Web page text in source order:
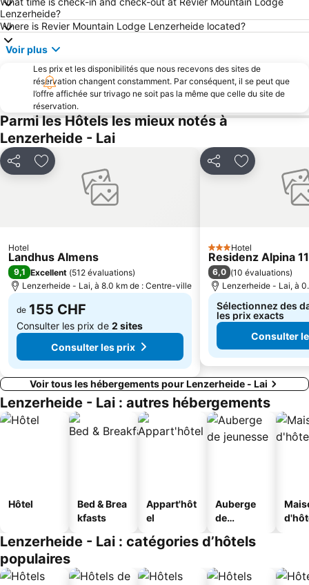
Bahnhof Sankt Moritz
Glacier Express
Savognin
Golm
Heididorf
Iglu Dorf Davos-Klosters
Jakobshorn
Arosa Bahn
Skigebiet Gargellen
Preda-Bergün Toboggan Run
Engadiner Summer Run
Parc National Suisse
St Moritz Gourmet Festival
Poststrasse Arosa
Pradaschier
Churwalden
La Vieille Ville
Engadine Cycle Marathon
Schaubrauerei
Lenzerheide?
Where is Revier Mountain Lodge Lenzerheide located?
Voir plus
Les prix et les disponibilités que nous recevons des sites de
réservation changent constamment. Par conséquent, il se peut que
l’offre affichée sur trivago ne soit pas la même que celle du site de
réservation.
Parmi les Hôtels les mieux notés à
Lenzerheide - Lai
PartagerAjouter à mes favoris
Hotel
Landhus Almens
9,1 Excellent (512 évaluations)
Lenzerheide - Lai, à 8.0 km de : Centre-ville
de 155 CHF
Consulter les prix de 2 sites
Consulter les prix
PartagerAjouter à
3 Étoiles
Hotel
Residenz Alpina
6,0 (10 évaluations)
Lenzerheide - Lai, à
Sélectionnez des
les prix exacts
Consulter
Voir tous les hébergements pour Lenzerheide - Lai
Lenzerheide - Lai : autres hébergements
Hôtel
Bed & Brea
kfasts
Appart'hôt
el
Auberge
de
Lenzerheide - Lai : catégories d’hôtels
populaires